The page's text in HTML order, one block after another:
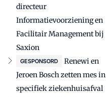
directeur
Informatievoorziening en
Facilitair Management bij
Saxion
GESPONSORD
Renewi en
Jeroen Bosch zetten mes in
specifiek ziekenhuisafval